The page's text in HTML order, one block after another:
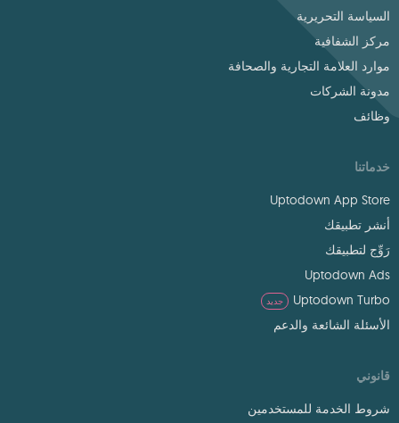
السياسة التحريرية
مركز الشفافية
موارد العلامة التجارية والصحافة
مدونة الشركات
وظائف
خدماتنا
Uptodown App Store
أنشر تطبيقك
رَوِّج لتطبيقك
Uptodown Ads
Uptodown Turbo
جديد
الأسئلة الشائعة والدعم
قانوني
شروط الخدمة للمستخدمين